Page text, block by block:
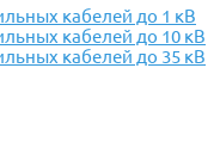
кабелей до 1 кВ
кабелей до 10 кВ
кабелей до 35 кВ